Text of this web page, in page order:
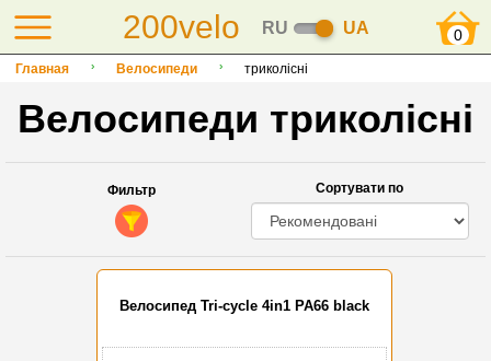
200velo RU UA 0
Главная Велосипеди триколісні
Велосипеди триколісні
Фильтр Сортувати по
Велосипед Tri-cycle 4in1 PA66 black